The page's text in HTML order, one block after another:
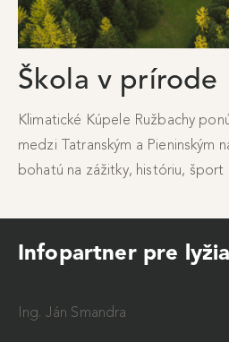
Škola v prírode
Klimatické Kúpele Ružbachy
medzi Tatranským a Pieninským
bohatú na zážitky, históriu, šport
Infopartner pre
Ing. Ján Smandra